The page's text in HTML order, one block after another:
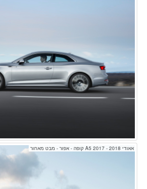
אאודי A5 2017 - 2018 קופה - אפור - מבט מאחור